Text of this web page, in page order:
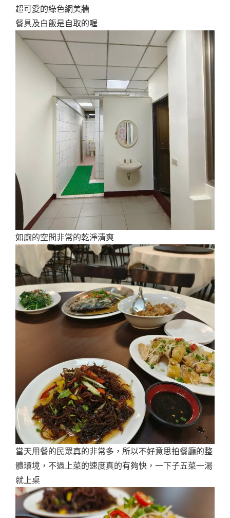
超可愛的綠色網美牆
餐具及白飯是自取的喔
如廁的空間非常的乾淨清爽
當天用餐的民眾真的非常多，所以不好意思拍餐廳的整
體環境，不過上菜的速度真的有夠快，一下子五菜一湯
就上桌